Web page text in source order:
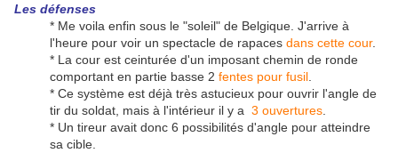
Les défenses
* Me voila enfin sous le "soleil" de Belgique. J'arrive à
l'heure pour voir un spectacle de rapaces dans cette cour.
* La cour est ceinturée d'un imposant chemin de ronde
comportant en partie basse 2 fentes pour fusil
* Ce système est déjà très astucieux pour ouvrir l'angle de
tir du soldat, mais à l'intérieur il y a 3 ouvertures
* Un tireur avait donc 6 possibilités d'angle pour atteindre
sa cible.